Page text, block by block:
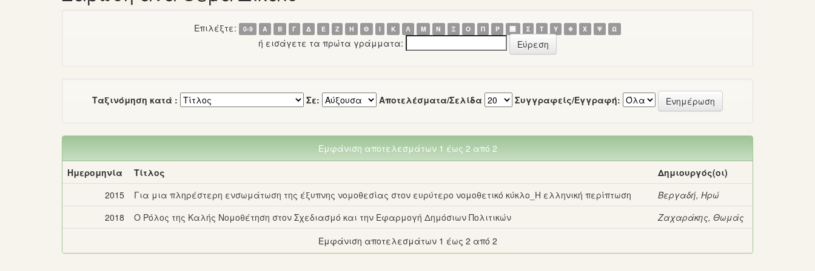
Επιλέξτε: 0-9 Α Β Γ Δ Ε Ζ Η Θ Ι Κ Λ Μ Ν Ξ Ο Π Ρ ΢ Σ Τ Υ Φ Χ Ψ Ω
ή εισάγετε τα πρώτα γράμματα:
Ταξινόμηση κατά : Σε: Αποτελέσματα/Σελίδα Συγγραφείς/Εγγραφή:
Εμφάνιση αποτελεσμάτων 1 έως 2 από 2
Ημερομηνία
Τίτλος
Δημιουργός(οι)
2015
Για μια πληρέστερη ενσωμάτωση της έξυπνης νομοθεσίας στον ευρύτερο νομοθετικό κύκλο_Η ελληνική περίπτωση
Βεργαδή, Ηρώ
2018
Ο Ρόλος της Καλής Νομοθέτηση στον Σχεδιασμό και την Εφαρμογή Δημόσιων Πολιτικών
Ζαχαράκης, Θωμάς
Εμφάνιση αποτελεσμάτων 1 έως 2 από 2